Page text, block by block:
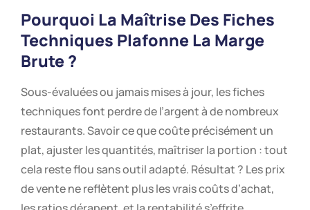
Pourquoi La Maîtrise Des Fiches
Techniques Plafonne La Marge
Brute ?
Sous-évaluées ou jamais mises à jour, les fiches
techniques font perdre de l’argent à de nombreux
restaurants. Savoir ce que coûte précisément un
plat, ajuster les quantités, maîtriser la portion : tout
cela reste flou sans outil adapté. Résultat ? Les prix
de vente ne reflètent plus les vrais coûts d’achat,